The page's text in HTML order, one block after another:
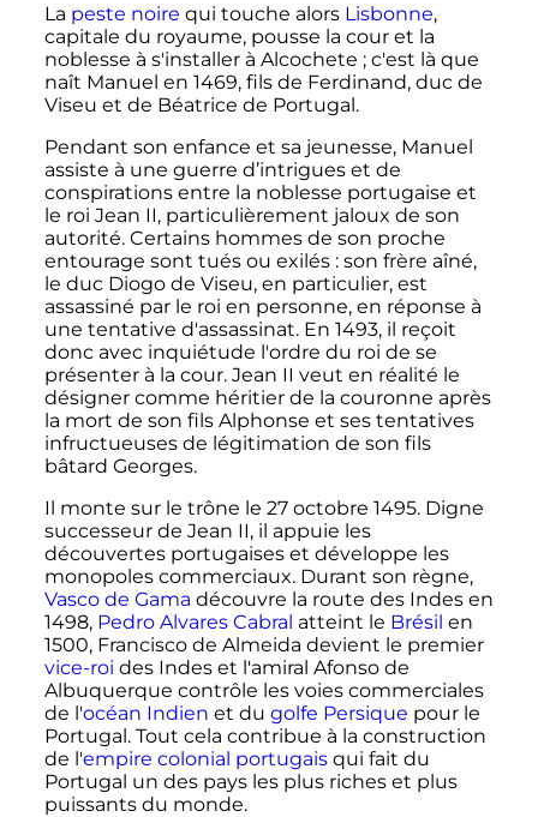
La peste noire qui touche alors Lisbonne,
capitale du royaume, pousse la cour et la
noblesse à s'installer à Alcochete ; c'est là que
naît Manuel en 1469, fils de Ferdinand, duc de
Viseu et de Béatrice de Portugal.
Pendant son enfance et sa jeunesse, Manuel
assiste à une guerre d’intrigues et de
conspirations entre la noblesse portugaise et
le roi Jean II, particulièrement jaloux de son
autorité. Certains hommes de son proche
entourage sont tués ou exilés : son frère aîné,
le duc Diogo de Viseu, en particulier, est
assassiné par le roi en personne, en réponse à
une tentative d'assassinat. En 1493, il reçoit
donc avec inquiétude l'ordre du roi de se
présenter à la cour. Jean II veut en réalité le
désigner comme héritier de la couronne après
la mort de son fils Alphonse et ses tentatives
infructueuses de légitimation de son fils
bâtard Georges.
Il monte sur le trône le 27 octobre 1495. Digne
successeur de Jean II, il appuie les
découvertes portugaises et développe les
monopoles commerciaux. Durant son règne,
Vasco de Gama découvre la route des Indes en
1498, Pedro Alvares Cabral atteint le Brésil en
1500, Francisco de Almeida devient le premier
vice-roi des Indes et l'amiral Afonso de
Albuquerque contrôle les voies commerciales
de l'océan Indien et du golfe Persique pour le
Portugal. Tout cela contribue à la construction
de l'empire colonial portugaisqui fait du
Portugal un des pays les plus riches et plus
puissants du monde.